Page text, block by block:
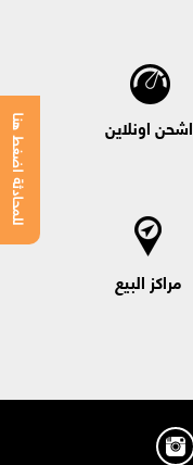
اشحن اونلاين
مراكز البيع
للمحادثة اضغط هنا